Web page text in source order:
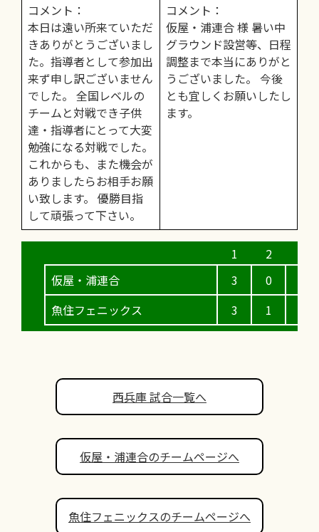
コメント：
本日は遠い所来ていただ
きありがとうございまし
た。指導者として参加出
来ず申し訳ございません
でした。 全国レベルの
チームと対戦でき子供
達・指導者にとって大変
勉強になる対戦でした。
これからも、また機会が
ありましたらお相手お願
い致します。 優勝目指
して頑張って下さい。
コメント：
仮屋・浦連合 様 暑い中
グラウンド設営等、日程
調整まで本当にありがと
うございました。 今後
とも宜しくお願いしたし
ます。
仮屋・浦連合
魚住フェニックス
3
3
0
1
西兵庫 試合一覧へ
仮屋・浦連合のチームページへ
魚住フェニックスのチームページへ